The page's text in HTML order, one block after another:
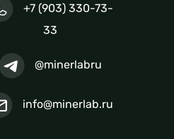
+7 (903) 330-73-
33
@minerlabru
info@minerlab.ru